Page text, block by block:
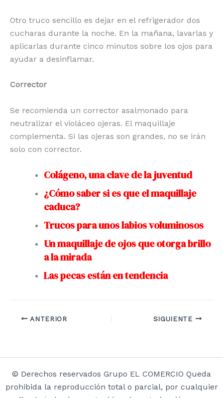
Otro truco sencillo es dejar en el refrigerador dos
cucharas durante la noche. En la mañana, lavarlas y
aplicarlas durante cinco minutos sobre los ojos para
ayudar a desinflamar.
Corrector
Se recomienda un corrector asalmonado para
neutralizar el violáceo ojeras. El maquillaje
complementa. Si las ojeras son grandes, no se irán
solo con corrector.
Colágeno, una clave de la juventud
¿Cómo saber si es que el maquillaje
caduca?
Trucos para unos labios voluminosos
Un maquillaje de ojos que otorga brillo
a la mirada
Las pecas están en tendencia
ANTERIOR SIGUIENTE
© Derechos reservados Grupo EL COMERCIO Queda
prohibida la reproducción total o parcial, por cualquier